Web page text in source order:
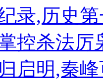
录,历史
控杀法厉
启明,秦